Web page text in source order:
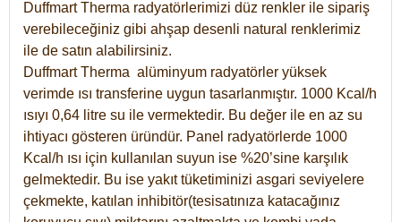
Duffmart Therma radyatörlerimizi düz renkler ile sipariş
verebileceğiniz gibi ahşap desenli natural renklerimiz
ile de satın alabilirsiniz.
Duffmart Therma alüminyum radyatörler yüksek
verimde ısı transferine uygun tasarlanmıştır. 1000 Kcal/h
ısıyı 0,64 litre su ile vermektedir. Bu değer ile en az su
ihtiyacı gösteren üründür. Panel radyatörlerde 1000
Kcal/h ısı için kullanılan suyun ise %20’sine karşılık
gelmektedir. Bu ise yakıt tüketiminizi asgari seviyelere
çekmekte, katılan inhibitör(tesisatınıza katacağınız